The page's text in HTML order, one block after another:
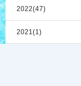
2022(47)
2021(1)